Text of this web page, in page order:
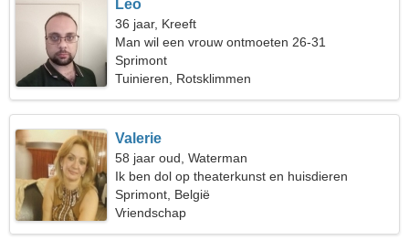
Leo
36 jaar, Kreeft
Man wil een vrouw ontmoeten 26-31
Sprimont
Tuinieren, Rotsklimmen
Valerie
58 jaar oud, Waterman
Ik ben dol op theaterkunst en huisdieren
Sprimont, België
Vriendschap